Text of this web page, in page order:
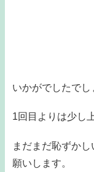
いかがでしたでし
1回目よりは少し
まだまだ恥ずか
願いします。